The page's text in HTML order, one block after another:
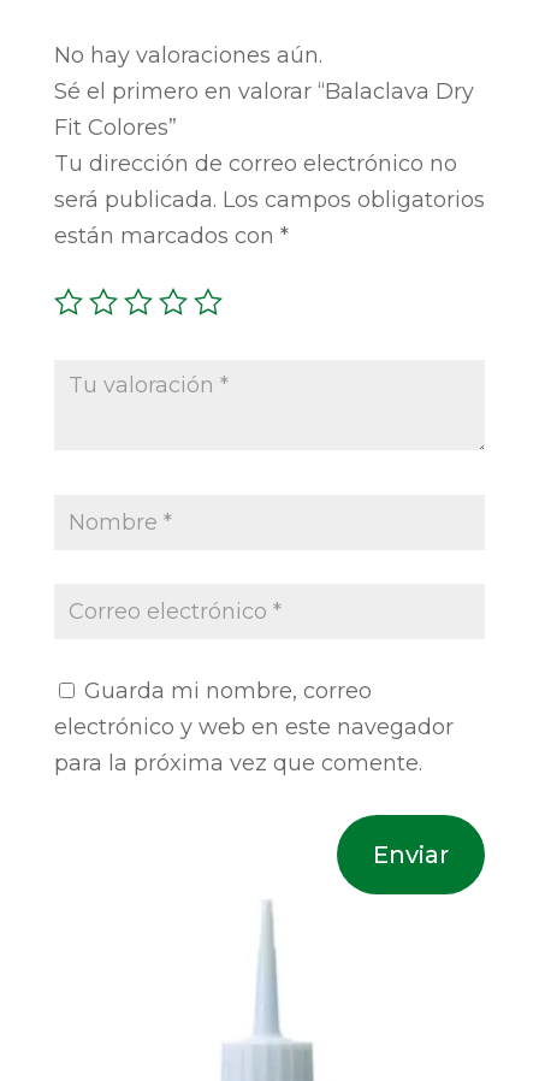
No hay valoraciones aún.
Sé el primero en valorar “Balaclava Dry
Fit Colores”
Tu dirección de correo electrónico no
será publicada. Los campos obligatorios
están marcados con *
Guarda mi nombre, correo
electrónico y web en este navegador
para la próxima vez que comente.